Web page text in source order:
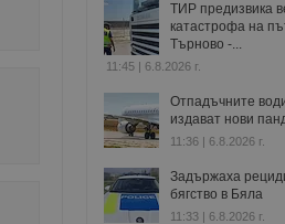
ТИР предизвика
катастрофа на
Търново -...
11:45 | 6.8.2026 г.
Отпадъчните
издават нови
11:36 | 6.8.2026 г.
Задържаха
бягство в Бяла
11:33 | 6.8.2026 г.